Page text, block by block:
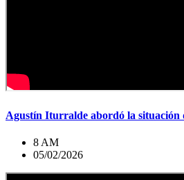
Agustín Iturralde abordó la situación
8 AM
05/02/2026